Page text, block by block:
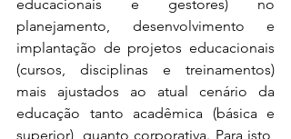
educacionais e gestores) no
planejamento, desenvolvimento e
implantação de projetos educacionais
(cursos, disciplinas e treinamentos)
mais ajustados ao atual cenário da
educação tanto acadêmica (básica e
superior), quanto corporativa. Para isto,